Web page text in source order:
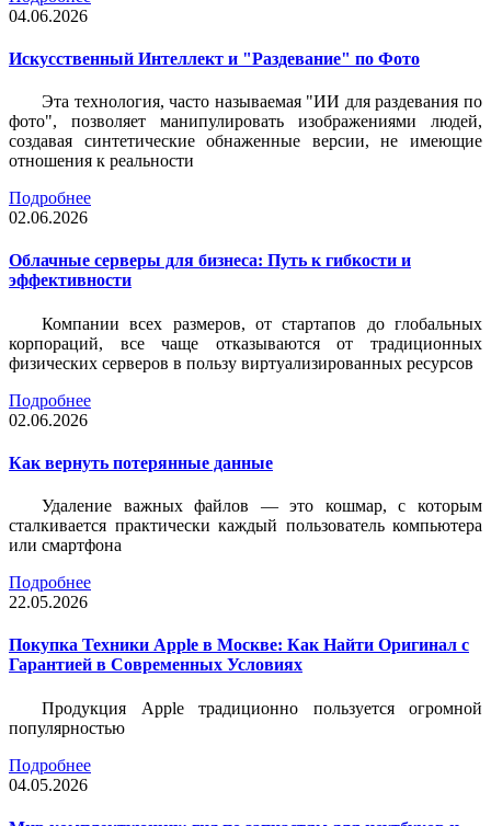
04.06.2026
Искусственный Интеллект и "Раздевание" по Фото
Эта технология, часто называемая "ИИ для раздевания по
фото", позволяет манипулировать изображениями людей,
создавая синтетические обнаженные версии, не имеющие
отношения к реальности
Подробнее
02.06.2026
Облачные серверы для бизнеса: Путь к гибкости и
эффективности
Компании всех размеров, от стартапов до глобальных
корпораций, все чаще отказываются от традиционных
физических серверов в пользу виртуализированных ресурсов
Подробнее
02.06.2026
Как вернуть потерянные данные
Удаление важных файлов — это кошмар, с которым
сталкивается практически каждый пользователь компьютера
или смартфона
Подробнее
22.05.2026
Покупка Техники Apple в Москве: Как Найти Оригинал с
Гарантией в Современных Условиях
Продукция Apple традиционно пользуется огромной
популярностью
Подробнее
04.05.2026